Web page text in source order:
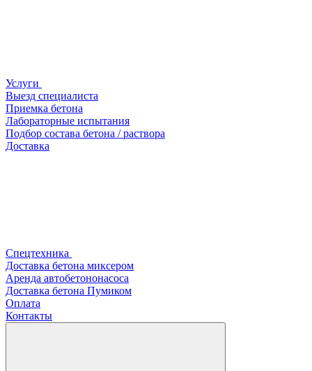
Услуги
Выезд специалиста
Приемка бетона
Лабораторные испытания
Подбор состава бетона / раствора
Доставка
Спецтехника
Доставка бетона миксером
Аренда автобетононасоса
Доставка бетона Пумиком
Оплата
Контакты